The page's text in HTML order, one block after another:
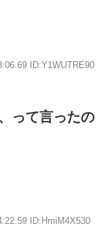
ID:Y1WUTRE90
って言ったの
ID:HmiM4X530